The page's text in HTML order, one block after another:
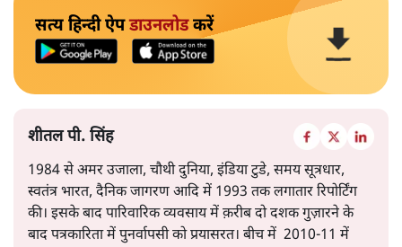
सत्य हिन्दी ऐपडाउनलोडकरें
शीतल पी. सिंह
1984 से अमर उजाला, चौथी दुनिया, इंडिया टुडे, समय सूत्रधार,
स्वतंत्र भारत, दैनिक जागरण आदि में 1993 तक लगातार रिपोर्टिंग
की। इसके बाद पारिवारिक व्यवसाय में क़रीब दो दशक गुज़ारने के
बाद पत्रकारिता में पुनर्वापसी को प्रयासरत। बीच में 2010-11 में